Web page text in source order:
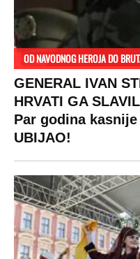
RAJ!
Žene u Srbiji su
ogledaju se,
koštaju 100 evra,